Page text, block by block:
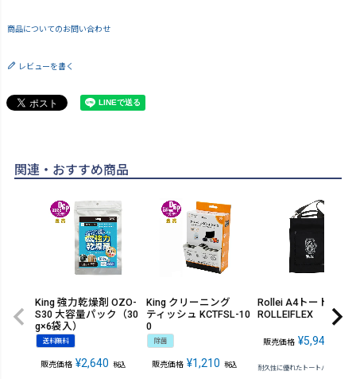
商品についてのお問い合わせ
レビューを書く
関連・おすすめ商品
King 強力乾燥剤 OZO-
S30 大容量パック（30
g×6袋入）
送料無料
販売価格 ¥2,640 税込
King クリーニング
ティッシュ KCTFSL-10
0
除菌
販売価格 ¥1,210 税込
Rollei A4トートバッ
ROLLEIFLEX
販売価格 ¥5,940
耐久性に優れたトートバッグ